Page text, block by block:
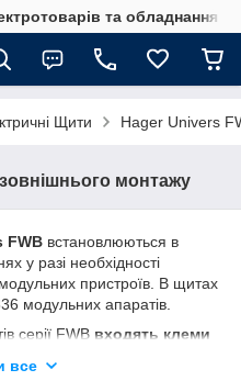
та обладнання
Щити Hager Univers
монтажу
FWB встановлюються в
у разі необхідності
модульних пристроїв. В щитах
модульних апаратів.
серії FWB входять клеми
все